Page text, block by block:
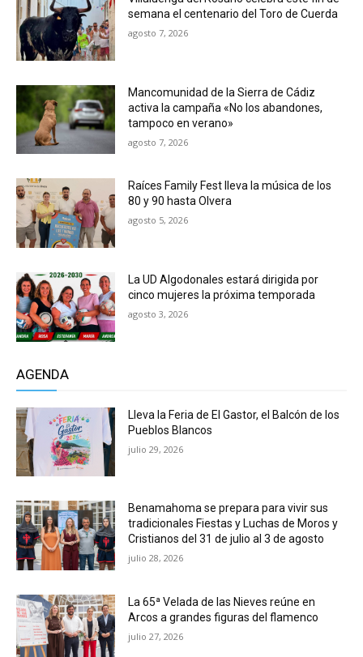
semana el centenario del Toro de Cuerda
agosto 7, 2026
Mancomunidad de la Sierra de Cádiz
activa la campaña «No los abandones,
tampoco en verano»
agosto 7, 2026
Raíces Family Fest lleva la música de los
80 y 90 hasta Olvera
agosto 5, 2026
La UD Algodonales estará dirigida por
cinco mujeres la próxima temporada
agosto 3, 2026
AGENDA
Lleva la Feria de El Gastor, el Balcón de los
Pueblos Blancos
julio 29, 2026
Benamahoma se prepara para vivir sus
tradicionales Fiestas y Luchas de Moros y
Cristianos del 31 de julio al 3 de agosto
julio 28, 2026
La 65ª Velada de las Nieves reúne en
Arcos a grandes figuras del flamenco
julio 27, 2026